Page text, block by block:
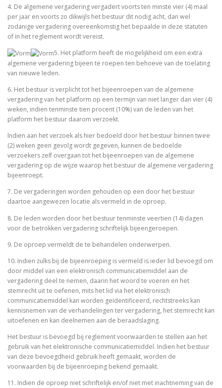
4. De algemene vergadering vergadert voorts ten minste vier (4) maal
per jaar en voorts zo dikwijls het bestuur dit nodig acht, dan wel
zodanige vergadering overeenkomstig het bepaalde in deze statuten
of in het reglement wordt vereist.
5. Het platform heeft de mogelijkheid om een extra
algemene vergadering bijeen te roepen ten behoeve van de toelating
van nieuwe leden.
6. Het bestuur is verplicht tot het bijeenroepen van de algemene
vergadering van het platform op een termijn van niet langer dan vier (4)
weken, indien tenminste tien procent (10%) van de leden van het
platform het bestuur daarom verzoekt.
lndien aan het verzoek als hier bedoeld door het bestuur binnen twee
(2) weken geen gevolg wordt gegeven, kunnen de bedoelde
verzoekers zelf overgaan tot het bijeenroepen van de algemene
vergadering op de wijze waarop het bestuur de algemene vergadering
bijeenroept.
7. De vergaderingen worden gehouden op een door het bestuur
daartoe aangewezen locatie als vermeld in de oproep.
8. De leden worden door het bestuur tenminste veertien (14) dagen
voor de betrokken vergadering schriftelijk bijeengeroepen.
9. De oproep vermeldt de te behandelen onderwerpen.
10. Indien zulks bij de bijeenroeping is vermeld is ieder lid bevoegd om
door middel van een elektronisch communicatiemiddel aan de
vergadering deel te nemen, daarin het woord te voeren en het
stemrecht uit te oefenen, mits het lid via het elektronisch
communicatiemiddel kan worden geïdentificeerd, rechtstreeks kan
kennisnemen van de verhandelingen ter vergadering, het stemrecht kan
uitoefenen en kan deelnemen aan de beraadslaging.
Het bestuur is bevoegd bij reglement voorwaarden te stellen aan het
gebruik van het elektronische communicatiemiddel. Indien het bestuur
van deze bevoegdheid gebruik heeft gemaakt, worden de
voorwaarden bij de bijeenroeping bekend gemaakt.
11. Indien de oproep niet schriftelijk en/of niet met inachtneming van de